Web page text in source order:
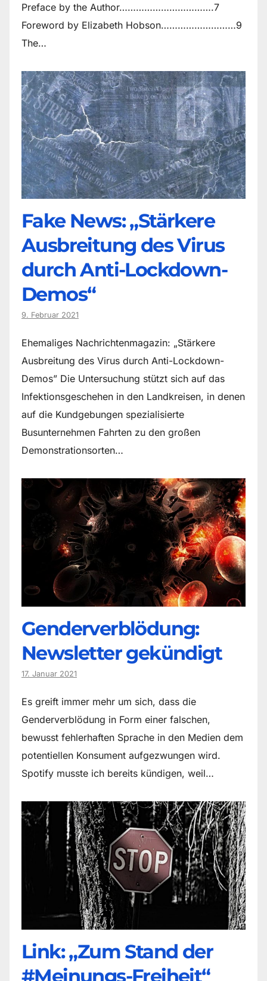
Preface by the Author…………………………….7
Foreword by Elizabeth Hobson………………………9
The…
Fake News: „Stärkere
Ausbreitung des Virus
durch Anti-Lockdown-
Demos“
9. Februar 2021
Ehemaliges Nachrichtenmagazin: „Stärkere
Ausbreitung des Virus durch Anti-Lockdown-
Demos” Die Untersuchung stützt sich auf das
Infektionsgeschehen in den Landkreisen, in denen
auf die Kundgebungen spezialisierte
Busunternehmen Fahrten zu den großen
Demonstrationsorten…
Genderverblödung:
Newsletter gekündigt
17. Januar 2021
Es greift immer mehr um sich, dass die
Genderverblödung in Form einer falschen,
bewusst fehlerhaften Sprache in den Medien dem
potentiellen Konsument aufgezwungen wird.
Spotify musste ich bereits kündigen, weil…
Link: „Zum Stand der
#Meinungs-Freiheit“